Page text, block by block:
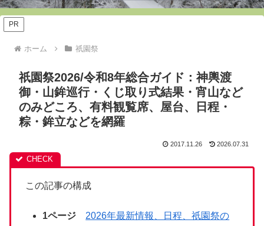
PR
ホーム 祇園祭
祇園祭2026/令和8年総合ガイド：神輿渡
御・山鉾巡行・くじ取り式結果・宵山など
のみどころ、有料観覧席、屋台、日程・
粽・鉾立などを網羅
2017.11.26 2026.07.31
この記事の構成
1ページ
2026年最新情報、日程、祇園祭の